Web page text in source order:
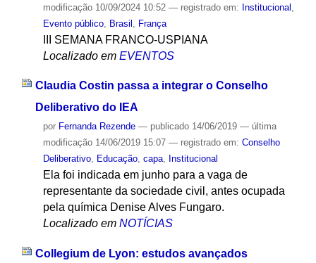
modificação10/09/2024 10:52 — registrado em: Institucional
Evento público, Brasil França
III SEMANA FRANCO-USPIANA
Localizado em EVENTOS
Claudia Costin passa a integrar o Conselho
Deliberativo do IEA
por Fernanda Rezende — publicado14/06/2019 — última
modificação14/06/2019 15:07 — registrado em: Conselho
Deliberativo, Educação, capa, Institucional
Ela foi indicada em junho para a vaga de
representante da sociedade civil, antes ocupada
pela química Denise Alves Fungaro.
Localizado em NOTÍCIAS
Collegium de Lyon: estudos avançados